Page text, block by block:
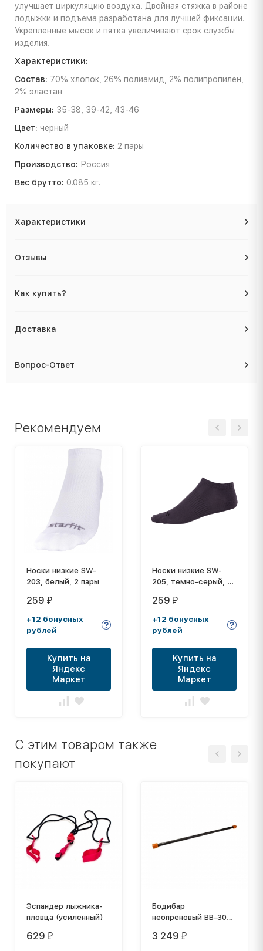
улучшает циркуляцию воздуха. Двойная стяжка в районе
лодыжки и подъема разработана для лучшей фиксации.
Укрепленные мысок и пятка увеличивают срок службы
изделия.
Характеристики:
Состав: 70% хлопок, 26% полиамид, 2% полипропилен,
2% эластан
Размеры: 35-38, 39-42, 43-46
Цвет: черный
Количество в упаковке: 2 пары
Производство: Россия
Вес брутто: 0.085 кг.
Характеристики
Отзывы
Как купить?
Доставка
Вопрос-Ответ
Рекомендуем
Носки низкие SW-
203, белый, 2 пары
259 ₽
+12 бонусных
рублей
Купить на
Яндекс
Маркет
Носки низкие SW-
205, темно-серый, 2
259 ₽
+12 бонусных
рублей
Купить на
Яндекс
Маркет
C этим товаром также
покупают
Эспандер лыжника-
пловца (усиленный)
629 ₽
Бодибар
неопреновый BB-301
3 249 ₽